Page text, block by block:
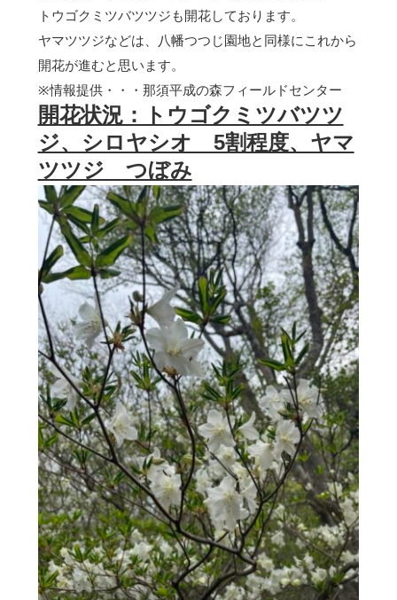
トウゴクミツバツツジも開花しております。
ヤマツツジなどは、八幡つつじ園地と同様にこれから
開花が進むと思います。
※情報提供・・・那須平成の森フィールドセンター
開花状況：トウゴクミツバツツ
ジ、シロヤシオ 5割程度、ヤマ
ツツジ つぼみ